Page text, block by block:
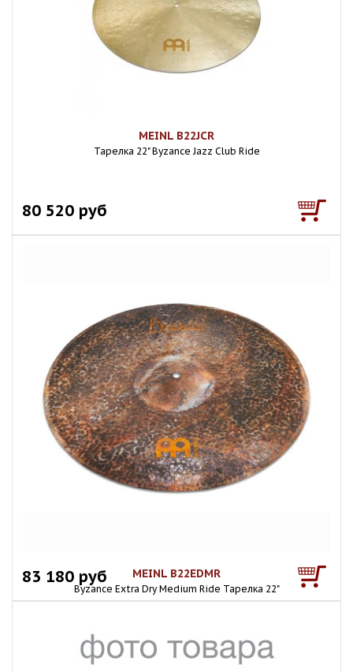
MEINL B22JCR
Тарелка 22" Byzance Jazz Club Ride
80 520 руб
MEINL B22EDMR
Byzance Extra Dry Medium Ride Тарелка 22"
83 180 руб